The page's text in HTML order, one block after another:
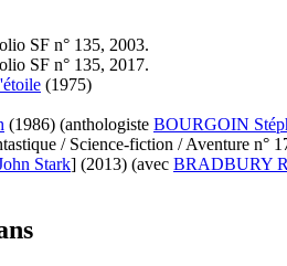
SF n° 135, 2003.
SF n° 135, 2017.
(1975)
(1986) (anthologiste BOURGOIN
/ Science-fiction / Aventure n°
Stark] (2013) (avec BRADBURY